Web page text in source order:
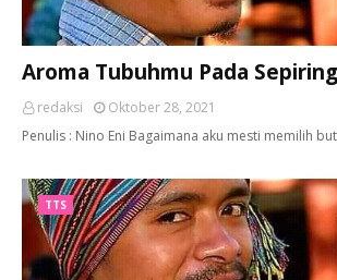
Aroma Tubuhmu Pada
redaksi
Oktober 28, 2021
Penulis : Nino Eni Bagaimana aku mesti memilih
TTS